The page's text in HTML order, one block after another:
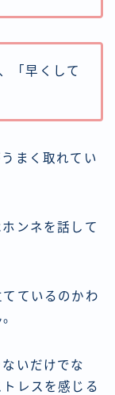
「早くして
まく取れてい
ンネを話して
ているのかわ
いだけでな
レスを感じる